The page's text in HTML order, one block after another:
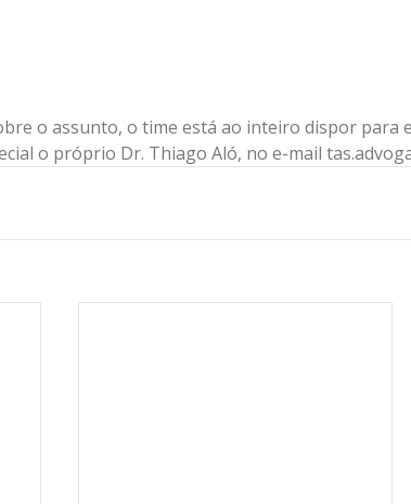
o assunto, o time está ao inteiro dispor para
o próprio Dr. Thiago Aló, no e-mail